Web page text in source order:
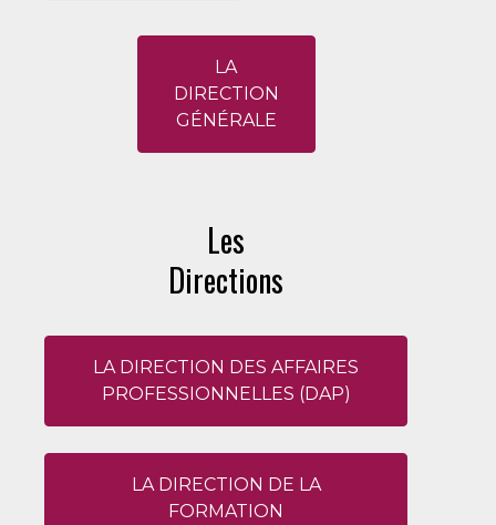
LA
DIRECTION
GÉNÉRALE
Les
Directions
LA DIRECTION DES AFFAIRES
PROFESSIONNELLES (DAP)
LA DIRECTION DE LA
FORMATION